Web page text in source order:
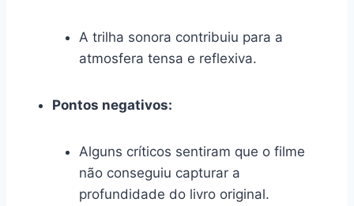
A trilha sonora contribuiu para a
atmosfera tensa e reflexiva.
Pontos negativos:
Alguns críticos sentiram que o filme
não conseguiu capturar a
profundidade do livro original.